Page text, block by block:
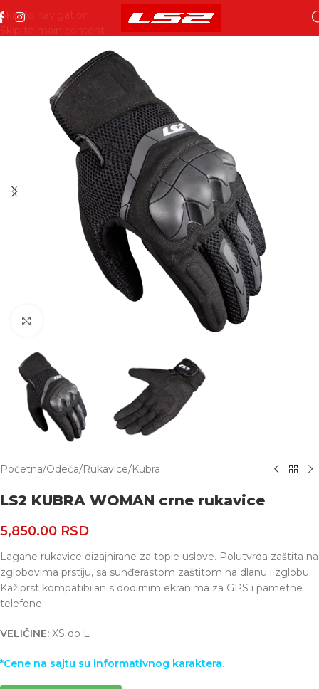
Skip to navigation
Skip to main content
Početna/Odeća/Rukavice/Kubra
LS2 KUBRA WOMAN crne rukavice
5,850.00 RSD
Lagane rukavice dizajnirane za tople uslove. Polutvrda zaštita na
zglobovima prstiju, sa sunđerastom zaštitom na dlanu i zglobu.
Kažiprst kompatibilan s dodirnim ekranima za GPS i pametne
telefone.
VELIČINE: XS do L
*Cene na sajtu su informativnog karaktera.